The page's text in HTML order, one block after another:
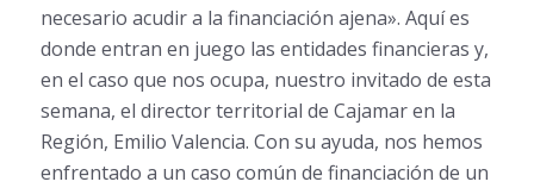
necesario acudir a la financiación ajena». Aquí es
donde entran en juego las entidades financieras y,
en el caso que nos ocupa, nuestro invitado de esta
semana, el director territorial de Cajamar en la
Región, Emilio Valencia. Con su ayuda, nos hemos
enfrentado a un caso común de financiación de un